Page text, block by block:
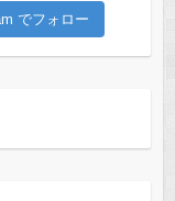
でフォロー